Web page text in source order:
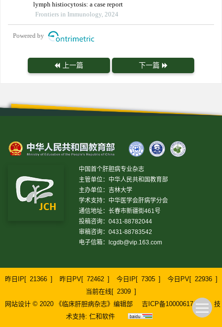
lymph histiocytosis: a case report
Frontiers in Immunology, 2024
Powered by
上一篇 下一篇
中国首个肝胆病专业杂志
主管单位：中华人民共和国教育部
主办单位：吉林大学
学术支持：中华医学会肝病学分会
通信地址：长春市新疆街461号
投稿咨询：0431-88782044
审稿咨询：0431-88783542
电子信箱：
lcgdb@vip.163.com
昨日IP[ 21366 ] 昨日PV[ 72462 ] 今日IP[ 7305 ] 今日PV[ 22936 ]
当前在线[ 2309 ]
网站设计 © 2020 《临床肝胆病杂志》编辑部
吉ICP备10000617号-1
技
术支持: 仁和软件